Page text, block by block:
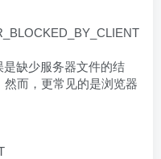
是缺少服务器文件的结
而，更常见的是浏览器